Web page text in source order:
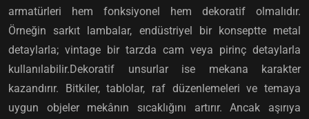
armatürleri hem fonksiyonel hem dekoratif olmalıdır.
Örneğin sarkıt lambalar, endüstriyel bir konseptte metal
detaylarla; vintage bir tarzda cam veya pirinç detaylarla
kullanılabilir.Dekoratif unsurlar ise mekana karakter
kazandırır. Bitkiler, tablolar, raf düzenlemeleri ve temaya
uygun objeler mekânın sıcaklığını artırır. Ancak aşırıya